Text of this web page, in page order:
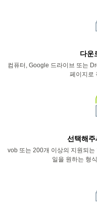
다운
컴퓨터, Google 드라이브 또는
페이지로
선택해
vob 또는 200개 이상의 지원되
일을 원하는 형